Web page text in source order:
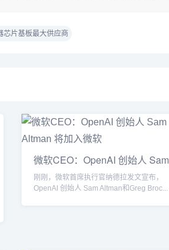
芯片基板最大供应商
微软CEO：OpenAI 创始人 Sam
Altman
刚刚，微软首席执行官纳德拉发文宣布，
OpenAI 创始人 Sam Altman和Greg Broc...